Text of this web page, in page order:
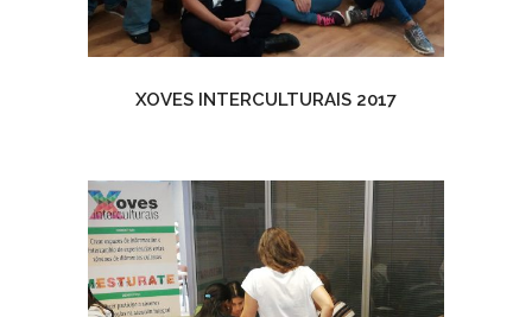
XOVES INTERCULTURAIS 2017